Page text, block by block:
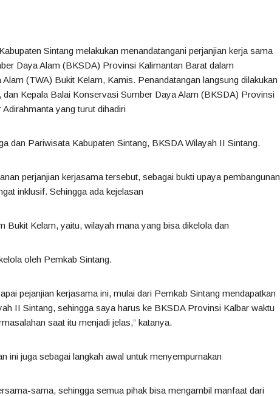
Sintang melakukan menandatangani perjanjian kerja sama
Daya Alam (BKSDA) Provinsi Kalimantan Barat dalam
(TWA) Bukit Kelam, Kamis. Penandatangan langsung dilakukan
dan Kepala Balai Konservasi Sumber Daya Alam (BKSDA) Provinsi
yang turut dihadiri
dan Pariwisata Kabupaten Sintang, BKSDA Wilayah II Sintang.
perjanjian kerjasama tersebut, sebagai bukti upaya pembangunan
inklusif. Sehingga ada kejelasan
Bukit Kelam, yaitu, wilayah mana yang bisa dikelola dan
oleh Pemkab Sintang.
pejanjian kerjasama ini, mulai dari Pemkab Sintang mendapatkan
II Sintang, sehingga saya harus ke BKSDA Provinsi Kalbar waktu
saat itu menjadi jelas,” katanya.
ini juga sebagai langkah awal untuk menyempurnakan
sama, sehingga semua pihak bisa mengambil manfaat dari